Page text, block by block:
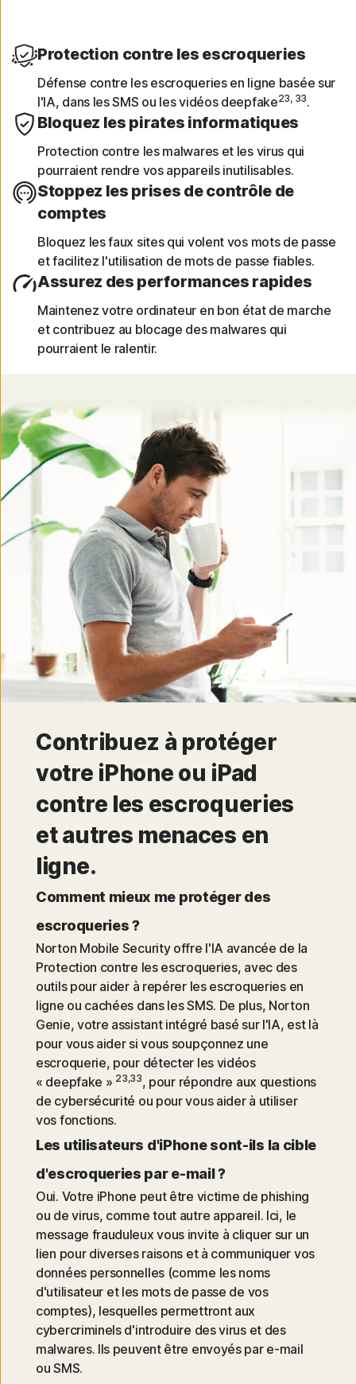
Wi-Fi, des sites web, des vulnérabilités des
appareils et des applications risquées
analysés précédemment.
Identifiez les invitations du calendrier iOS
contenant des liens à risque susceptibles de
compromettre vos informations.
Protection contre les escroqueries
Défense contre les escroqueries en ligne basée sur
l'IA, dans les SMS ou les vidéos deepfake23, 33.
Bloquez les pirates informatiques
Protection contre les malwares et les virus qui
pourraient rendre vos appareils inutilisables.
Stoppez les prises de contrôle de
comptes
Bloquez les faux sites qui volent vos mots de passe
et facilitez l'utilisation de mots de passe fiables.
Assurez des performances rapides
Maintenez votre ordinateur en bon état de marche
et contribuez au blocage des malwares qui
pourraient le ralentir.
Contribuez à protéger
votre iPhone ou iPad
contre les escroqueries
et autres menaces en
ligne.
Comment mieux me protéger des
escroqueries ?
Norton Mobile Security offre l'IA avancée de la
Protection contre les escroqueries, avec des
outils pour aider à repérer les escroqueries en
ligne ou cachées dans les SMS. De plus, Norton
Genie, votre assistant intégré basé sur l'IA, est là
pour vous aider si vous soupçonnez une
escroquerie, pour détecter les vidéos
« deepfake » 23,33, pour répondre aux questions
de cybersécurité ou pour vous aider à utiliser
vos fonctions.
Les utilisateurs d'iPhone sont-ils la cible
d'escroqueries par e-mail ?
Oui. Votre iPhone peut être victime de phishing
ou de virus, comme tout autre appareil. Ici, le
message frauduleux vous invite à cliquer sur un
lien pour diverses raisons et à communiquer vos
données personnelles (comme les noms
d'utilisateur et les mots de passe de vos
comptes), lesquelles permettront aux
cybercriminels d'introduire des virus et des
malwares. Ils peuvent être envoyés par e-mail
ou SMS.